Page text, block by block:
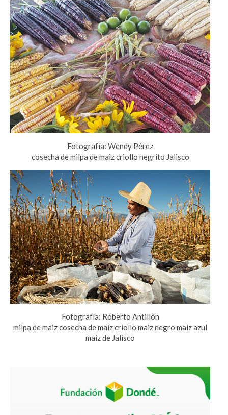
Fotografía: Wendy Pérez
cosecha de milpa de maiz criollo negrito Jalisco
Fotografía: Roberto Antillón
milpa de maiz cosecha de maiz criollo maiz negro maiz azul
maiz de Jalisco